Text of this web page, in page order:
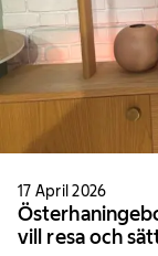
17 April 2026
vill resa och